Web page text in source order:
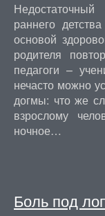
раннего
основой
родителя
педагоги –
нечасто можно
догмы: что же
взрослому
ночное…
Боль под